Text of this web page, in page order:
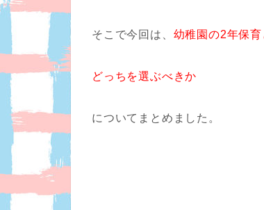
そこで今回は、 幼稚園の2年保
どっちを選ぶべきか
についてまとめました。